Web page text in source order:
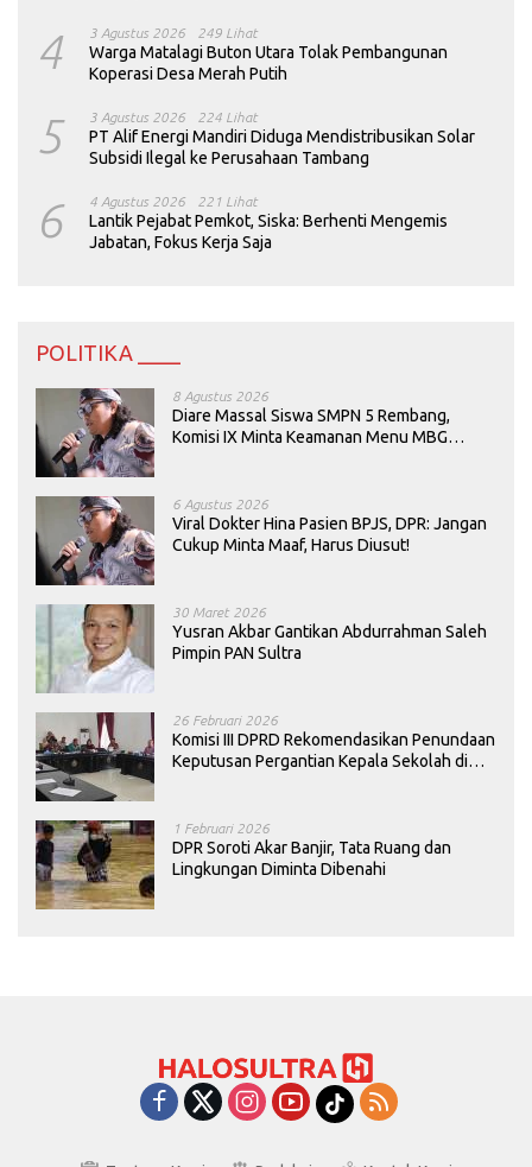
4 3 Agustus 2026 249 Lihat
Warga Matalagi Buton Utara Tolak Pembangunan
Koperasi Desa Merah Putih
5 3 Agustus 2026 224 Lihat
PT Alif Energi Mandiri Diduga Mendistribusikan Solar
Subsidi Ilegal ke Perusahaan Tambang
6 4 Agustus 2026 221 Lihat
Lantik Pejabat Pemkot, Siska: Berhenti Mengemis
Jabatan, Fokus Kerja Saja
POLITIKA ____
8 Agustus 2026
Diare Massal Siswa SMPN 5 Rembang,
Komisi IX Minta Keamanan Menu MBG
6 Agustus 2026
Viral Dokter Hina Pasien BPJS, DPR: Jangan
Cukup Minta Maaf, Harus Diusut!
30 Maret 2026
Yusran Akbar Gantikan Abdurrahman Saleh
Pimpin PAN Sultra
26 Februari 2026
Komisi III DPRD Rekomendasikan Penundaan
Keputusan Pergantian Kepala Sekolah di
1 Februari 2026
DPR Soroti Akar Banjir, Tata Ruang dan
Lingkungan Diminta Dibenahi